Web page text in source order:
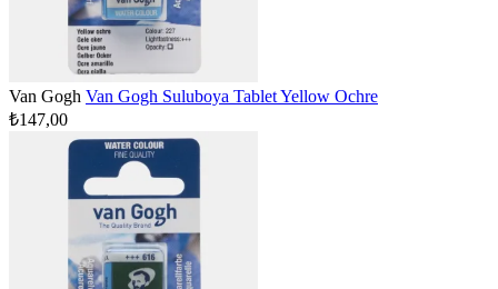
Van Gogh Van Gogh Suluboya Tablet Yellow Ochre
₺147,00